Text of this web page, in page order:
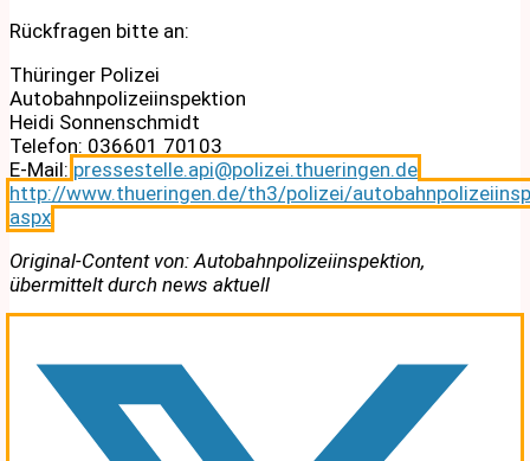
Rückfragen bitte an:
Thüringer Polizei
Autobahnpolizeiinspektion
Heidi Sonnenschmidt
Telefon: 036601 70103
E-Mail: pressestelle.api@polizei.thueringen.de
http://www.thueringen.de/th3/polizei/
aspx
Original-Content von: Autobahnpolizeiinspektion,
übermittelt durch news aktuell